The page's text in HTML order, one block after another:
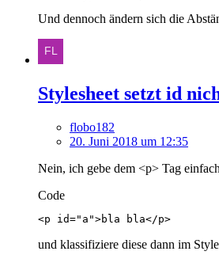
Und dennoch ändern sich die
Stylesheet setzt id
flobo182
20. Juni 2018 um 12:35
Nein, ich gebe dem <p> Tag
Code
<p id="a">bla bla</p>
und klassifiziere diese dann im